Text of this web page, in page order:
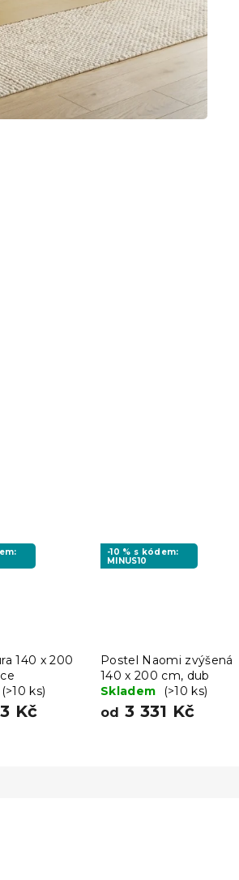
140 x 200
(>10 ks)
Kč
-10 % s kódem:
MINUS10
Postel Naomi zvýšená
140 x 200 cm, dub
Skladem
(>10 ks)
od 3 331 Kč